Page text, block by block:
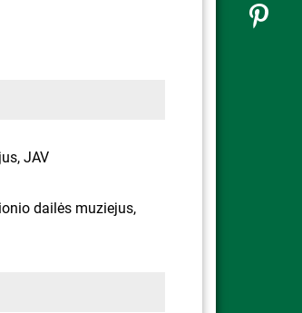
JAV
dailės muziejus,